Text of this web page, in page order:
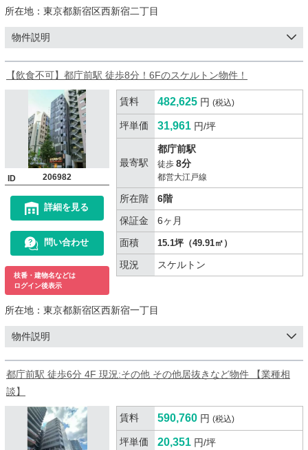
所在地： 東京都新宿区西新宿二丁目
物件説明
【飲食不可】都庁前駅 徒歩8分！6Fのスケルトン物件！
ID 206982
詳細を見る
問い合わせ
枝番・建物名などは
ログイン後表示
賃料 482,625 円 (税込)
坪単価 31,961 円/坪
最寄駅
都庁前駅
徒歩 8分
都営大江戸線
所在階
6階
保証金
6ヶ月
面積
15.1坪（49.91㎡）
現況 スケルトン
所在地： 東京都新宿区西新宿一丁目
物件説明
都庁前駅 徒歩6分 4F 現況:その他 その他居抜きなど物件 【業種相
談】
賃料 590,760 円 (税込)
坪単価 20,351 円/坪